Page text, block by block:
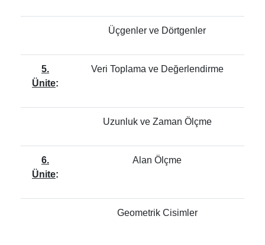
Üçgenler ve Dörtgenler
5.
Ünite:
Veri Toplama ve Değerlendirme
Uzunluk ve Zaman Ölçme
6.
Ünite:
Alan Ölçme
Geometrik Cisimler